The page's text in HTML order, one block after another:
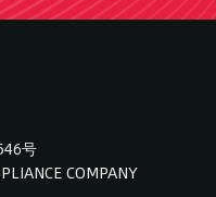
号
COMPANY